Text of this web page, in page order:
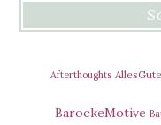
Afterthoughts
BarockeMotive